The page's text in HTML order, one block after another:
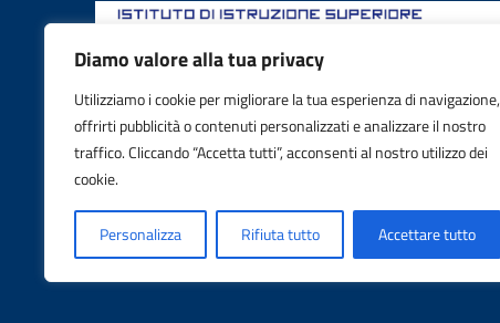
Diamo valore alla tua privacy
Utilizziamo i cookie per migliorare la tua esperienza di navigazione,
offrirti pubblicità o contenuti personalizzati e analizzare il nostro
traffico. Cliccando “Accetta tutti”, acconsenti al nostro utilizzo dei
cookie.
Personalizza Rifiuta tutto Accettare tutto
Email: CTIS03800X@istruzione.it
PEC: CTIS03800X@pec.istruzione.it
IBAN: IT88S0103016995000001605992